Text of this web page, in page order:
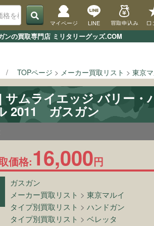
の買取専門店 ミリタリーグッズ.COM
マイページ LINE 買取申込み 口
TOPページ メーカー買取リスト 東京
サムライエッジ バリー・
2011 ガスガン
価格:16,000円
ガスガン
メーカー買取リスト >東京マルイ
タイプ別買取リスト >ハンドガン
タイプ別買取リスト >ベレッタ